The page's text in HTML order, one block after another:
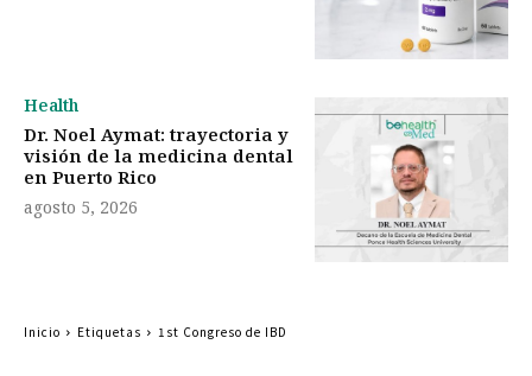
Health
Dr. Noel Aymat: trayectoria y
visión de la medicina dental
en Puerto Rico
agosto 5, 2026
Inicio Etiquetas 1st Congreso de IBD